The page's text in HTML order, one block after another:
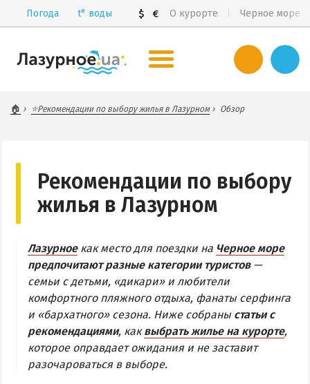
Погода t° воды $ € О курорте Черное море
Все базы отдыха и пансионаты
ЧАСТНЫЙ СЕКТОР
САНАТОРИИ
ПИТАНИЕ
РАЗВЛЕЧЕНИЯ
Рыбалка
🏠 ⭐Рекомендации по выбору жилья в Лазурном Обзор
Рекомендации по выбору
жилья в Лазурном
Лазурноекак место для поездки на Черное море
предпочитают разные категории туристов—
семьи с детьми, «дикари» и любители
комфортного пляжного отдыха, фанаты серфинга
и «бархатного» сезона. Ниже собраны статьи с
рекомендациями, каквыбрать жилье на курорте,
которое оправдает ожидания и не заставит
разочароваться в выборе.